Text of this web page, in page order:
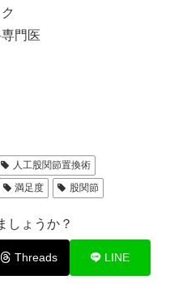
門医
人工股関節置換術
満足度 股関節
しょうか？
Threads LINE